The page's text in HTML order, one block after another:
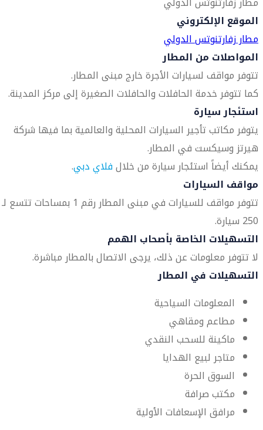
الموقع الإلكتروني
مطار زفارتنوتس الدولي
المواصلات من المطار
تتوفر مواقف لسيارات الأجرة خارج مبنى المطار.
كما تتوفر خدمة الحافلات والحافلات الصغيرة إلى مركز المدينة.
استئجار سيارة
يتوفر مكاتب تأجير السيارات المحلية والعالمية بما فيها شركة
هيرتز وسيكست في المطار.
يمكنك أيضاً استئجار سيارة من خلالفلاي دبي.
مواقف السيارات
تتوفر مواقف للسيارات في مبنى المطار رقم 1 بمساحات تتسع لـ
250 سيارة.
التسهيلات الخاصة بأصحاب الهمم
لا تتوفر معلومات عن ذلك، يرجى الاتصال بالمطار مباشرة.
التسهيلات في المطار
المعلومات السياحية
مطاعم ومقاهي
ماكينة للسحب النقدي
متاجر لبيع الهدايا
السوق الحرة
مكتب صرافة
مرافق الإسعافات الأولية